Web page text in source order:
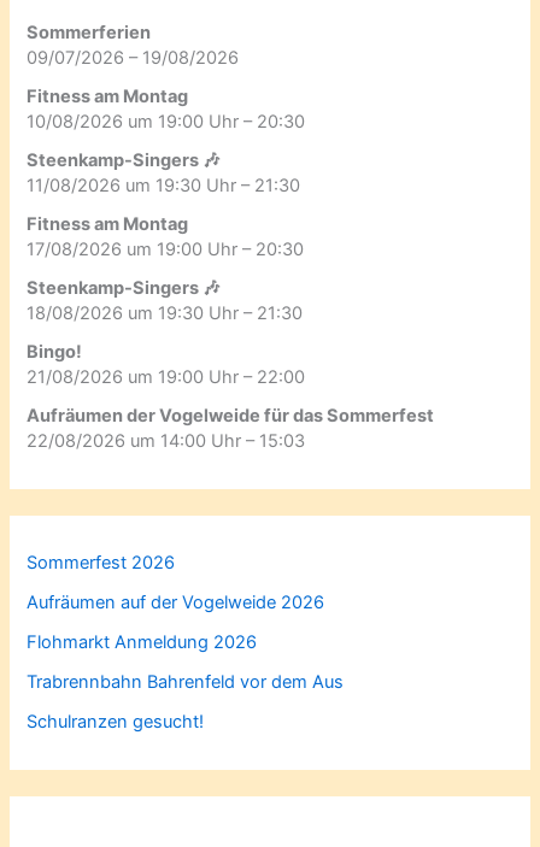
Sommerferien
09/07/2026 – 19/08/2026
Fitness am Montag
10/08/2026 um 19:00 Uhr – 20:30
Steenkamp-Singers 🎶
11/08/2026 um 19:30 Uhr – 21:30
Fitness am Montag
17/08/2026 um 19:00 Uhr – 20:30
Steenkamp-Singers 🎶
18/08/2026 um 19:30 Uhr – 21:30
Bingo!
21/08/2026 um 19:00 Uhr – 22:00
Aufräumen der Vogelweide für das Sommerfest
22/08/2026 um 14:00 Uhr – 15:03
Sommerfest 2026
Aufräumen auf der Vogelweide 2026
Flohmarkt Anmeldung 2026
Trabrennbahn Bahrenfeld vor dem Aus
Schulranzen gesucht!